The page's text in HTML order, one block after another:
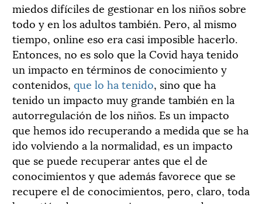
miedos difíciles de gestionar en los niños sobre
todo y en los adultos también. Pero, al mismo
tiempo, online eso era casi imposible hacerlo.
Entonces, no es solo que la Covid haya tenido
un impacto en términos de conocimiento y
contenidos, que lo ha tenido, sino que ha
tenido un impacto muy grande también en la
autorregulación de los niños. Es un impacto
que hemos ido recuperando a medida que se ha
ido volviendo a la normalidad, es un impacto
que se puede recuperar antes que el de
conocimientos y que además favorece que se
recupere el de conocimientos, pero, claro, toda